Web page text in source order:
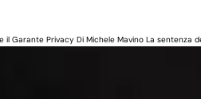
Garante Privacy Di Michele Mavino La sentenza